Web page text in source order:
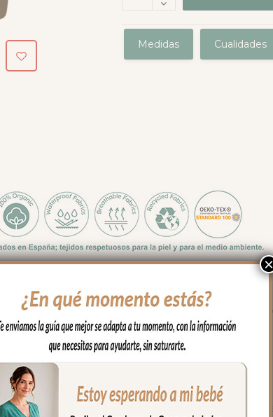
Medidas Cualidades
el capazo o en la silla. Todo el exterior en tejido
del delantero. Puedes lavar a mano o en
quitar el culete rígido antes de lavar.
larga para cuando quieres usar el bolso para llevar
para tener un mejor acceso al interior del bolso.
en todos los laterales para poder llevar todo
×